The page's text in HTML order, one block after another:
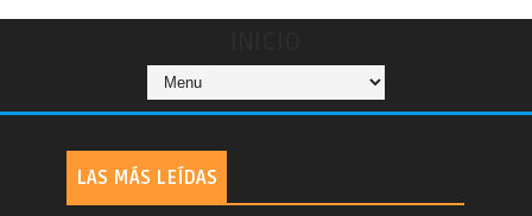
LAS MÁS LEÍDAS